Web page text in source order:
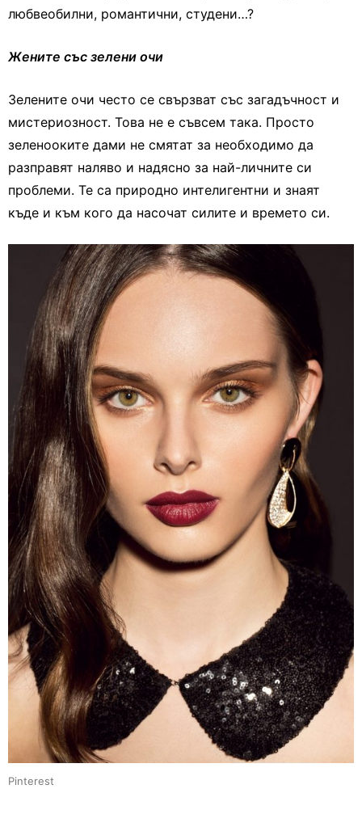
любвеобилни, романтични, студени…?
Жените със зелени очи
Зелените очи често се свързват със загадъчност и
мистериозност. Това не е съвсем така. Просто
зеленооките дами не смятат за необходимо да
разправят наляво и надясно за най-личните си
проблеми. Те са природно интелигентни и знаят
къде и към кого да насочат силите и времето си.
Pinterest